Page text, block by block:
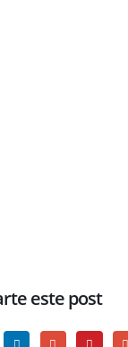
este post